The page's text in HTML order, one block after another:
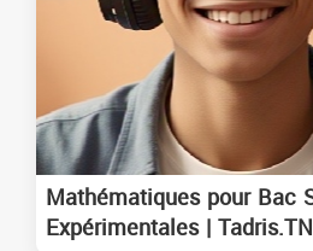
Mathématiques pour Bac
Expérimentales | Tadris.TN